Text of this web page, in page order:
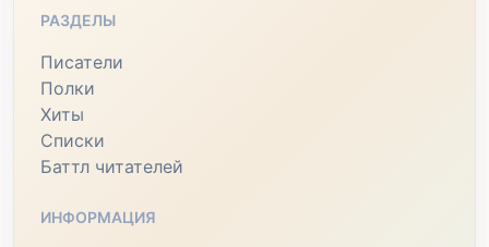
РАЗДЕЛЫ
Писатели
Полки
Хиты
Списки
Баттл читателей
ИНФОРМАЦИЯ